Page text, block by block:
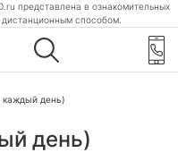
представлена в ознакомительных
способом.
каждый день)
день)